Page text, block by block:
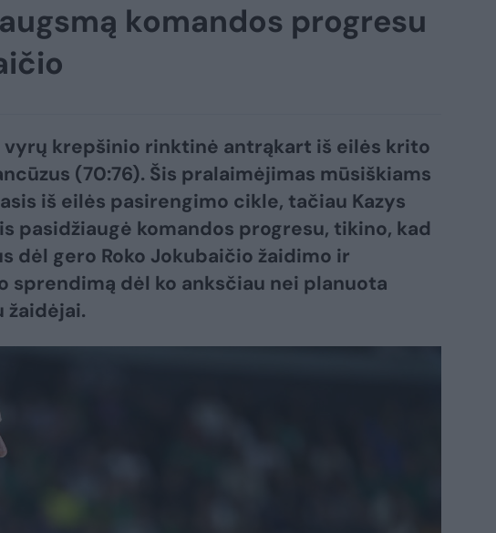
komandos progresu
vyrų krepšinio rinktinė antrąkart iš eilės krito
(70:76). Šis pralaimėjimas mūsiškiams
iš eilės pasirengimo cikle, tačiau Kazys
pasidžiaugė komandos progresu, tikino, kad
dėl gero Roko Jokubaičio žaidimo ir
sprendimą dėl ko anksčiau nei planuota
žaidėjai.